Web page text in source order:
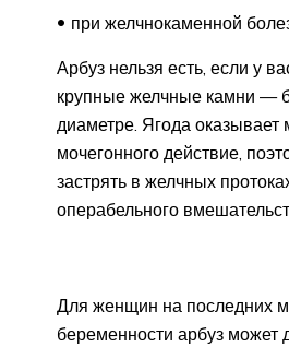
при желчнокаменной
Арбуз нельзя есть, если у
крупные желчные камни —
диаметре. Ягода
мочегонного действие,
застрять в желчных
операбельного
Для женщин на последних
беременности арбуз может